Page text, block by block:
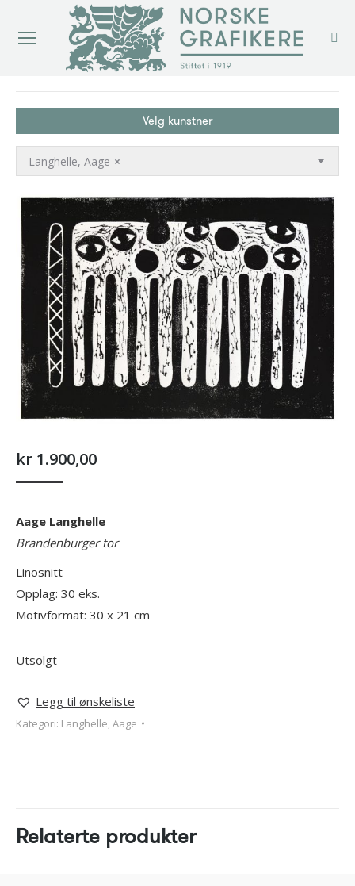
Velg kunstner
×
Langhelle, Aage
kr 1.900,00
Aage Langhelle
Brandenburger tor
Linosnitt
Opplag: 30 eks.
Motivformat: 30 x 21 cm
Utsolgt
Legg til ønskeliste
Kategori: Langhelle, Aage
Relaterte produkter